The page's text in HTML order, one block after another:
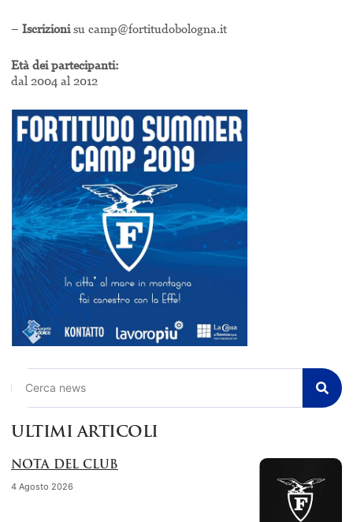
– Iscrizionisu camp@fortitudobologna.it
Età dei partecipanti:
dal 2004 al 2012
ULTIMI ARTICOLI
NOTA DEL CLUB
4 Agosto 2026